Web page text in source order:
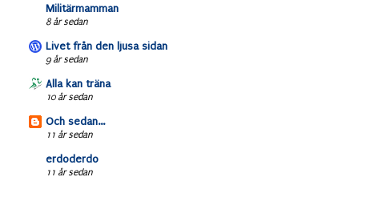
Militärmamman
8 år sedan
Livet från den ljusa sidan
9 år sedan
Alla kan träna
10 år sedan
Och sedan...
11 år sedan
erdoderdo
11 år sedan